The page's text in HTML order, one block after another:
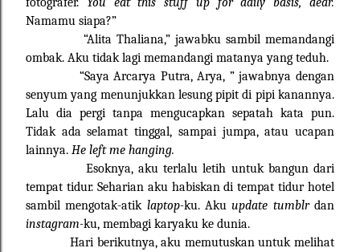
Namamu siapa?”
“Alita Thaliana,” jawabku sambil memandangi
ombak. Aku tidak lagi memandangi matanya yang teduh.
“Saya Arcarya Putra, Arya, ” jawabnya dengan
senyum yang menunjukkan lesung pipit di pipi kanannya.
Lalu dia pergi tanpa mengucapkan sepatah kata pun.
Tidak ada selamat tinggal, sampai jumpa, atau ucapan
lainnya. He left me hanging.
Esoknya, aku terlalu letih untuk bangun dari
tempat tidur. Seharian aku habiskan di tempat tidur hotel
sambil mengotak-atik laptop­-ku. Akuupdate tumblrdan
instagram-ku, membagi karyaku ke dunia.
Hari berikutnya, aku memutuskan untuk melihat